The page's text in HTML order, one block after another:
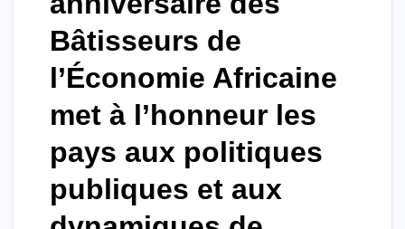
Bâtisseurs de
l’Économie Africaine
met à l’honneur les
pays aux politiques
publiques et aux